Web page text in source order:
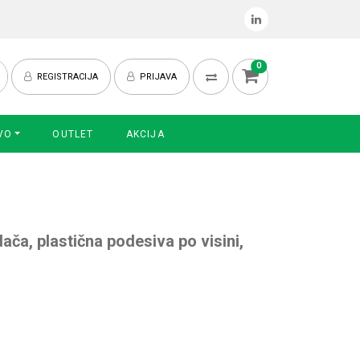
REGISTRACIJA PRIJAVA
0
OUTLET AKCIJA
plastična podesiva po visini,